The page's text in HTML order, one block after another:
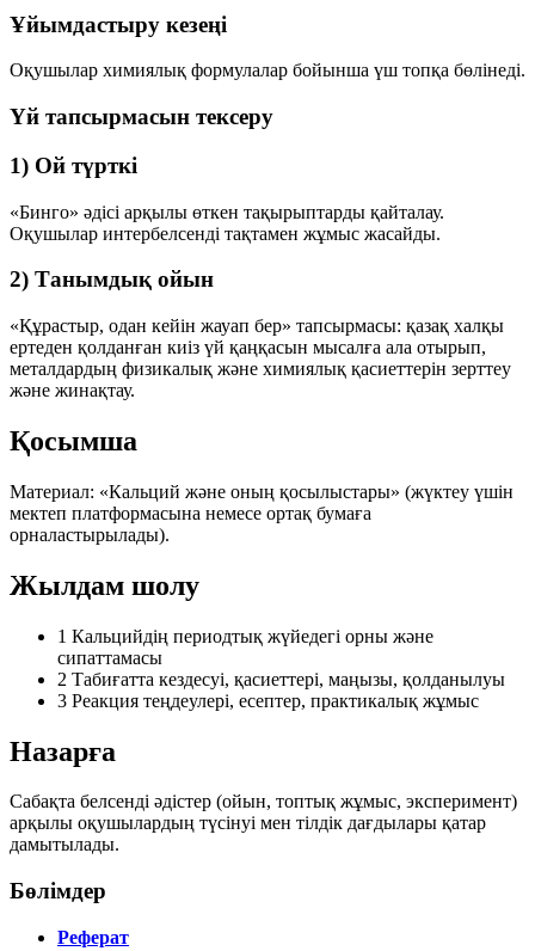
Ұйымдастыру кезеңі
Оқушылар химиялық формулалар бойынша үш топқа бөлінеді.
Үй тапсырмасын тексеру
1) Ой түрткі
«Бинго» әдісі арқылы өткен тақырыптарды қайталау.
Оқушылар интербелсенді тақтамен жұмыс жасайды.
2) Танымдық ойын
«Құрастыр, одан кейін жауап бер» тапсырмасы: қазақ халқы
ертеден қолданған киіз үй қаңқасын мысалға ала отырып,
металдардың физикалық және химиялық қасиеттерін зерттеу
және жинақтау.
Қосымша
Материал: «Кальций және оның қосылыстары» (жүктеу үшін
мектеп платформасына немесе ортақ бумаға
орналастырылады).
Жылдам шолу
1 Кальцийдің периодтық жүйедегі орны және
сипаттамасы
2 Табиғатта кездесуі, қасиеттері, маңызы, қолданылуы
3 Реакция теңдеулері, есептер, практикалық жұмыс
Назарға
Сабақта белсенді әдістер (ойын, топтық жұмыс, эксперимент)
арқылы оқушылардың түсінуі мен тілдік дағдылары қатар
дамытылады.
Бөлімдер
Реферат